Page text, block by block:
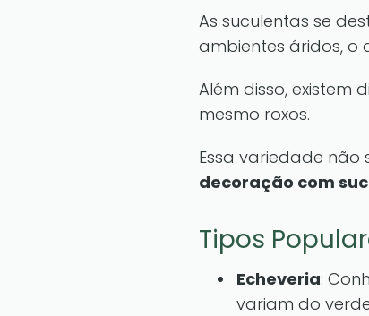
As suculentas se
ambientes áridos, o
Além disso, existem
mesmo roxos.
Essa variedade
decoração com
Tipos
Echeveria:
variam do